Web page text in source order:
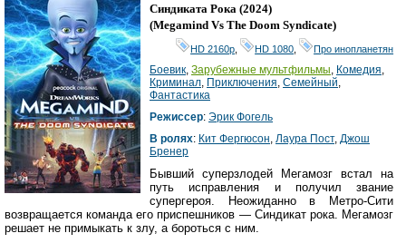
Синдиката Рока (2024)
(Megamind Vs The Doom Syndicate)
HD 2160р HD 1080 Про инопланетян
Боевик Зарубежные мультфильмы Комедия
Криминал Приключения Семейный
Фантастика
Режиссер: Эрик Фогель
В ролях: Кит Фергюсон Лаура Пост, Джош
Бренер
Бывший суперзлодей Мегамозг встал на
путь исправления и получил звание
супергероя. Неожиданно в Метро-Сити
возвращается команда его приспешников — Синдикат рока. Мегамозг
решает не примыкать к злу, а бороться с ним.